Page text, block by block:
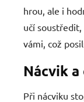
hrou, ale i
učí soustředit,
vámi, což
Nácvik
Při nácviku